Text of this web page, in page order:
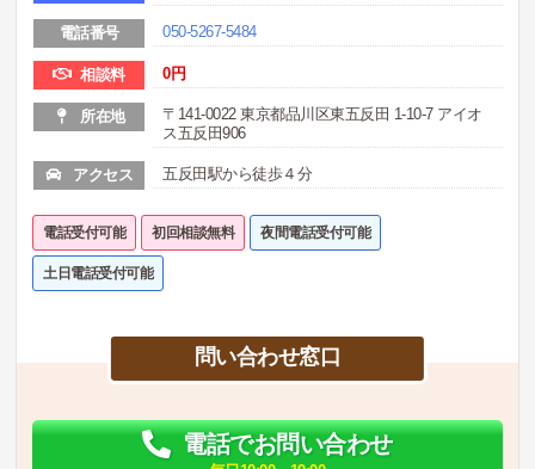
電話番号 050-5267-5484
相談料 0円
所在地
〒141-0022 東京都品川区東五反田 1-10-7 アイオ
ス五反田906
アクセス 五反田駅から徒歩４分
電話受付可能 初回相談無料 夜間電話受付可能
土日電話受付可能
問い合わせ窓口
電話でお問い合わせ